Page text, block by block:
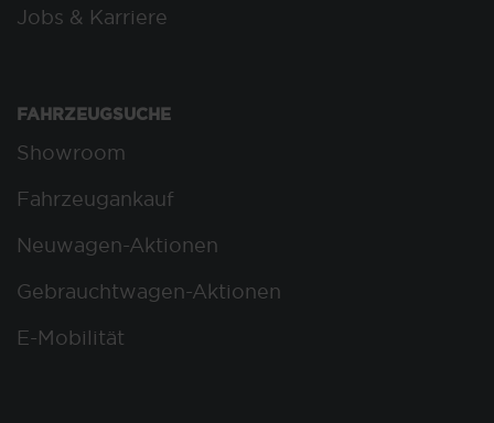
Jobs & Karriere
FAHRZEUGSUCHE
Showroom
Fahrzeugankauf
Neuwagen-Aktionen
Gebrauchtwagen-Aktionen
E-Mobilität